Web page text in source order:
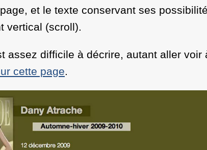
et le texte conservant ses
vertical (scroll).
assez difficile à décrire, autant aller voir
cette page.